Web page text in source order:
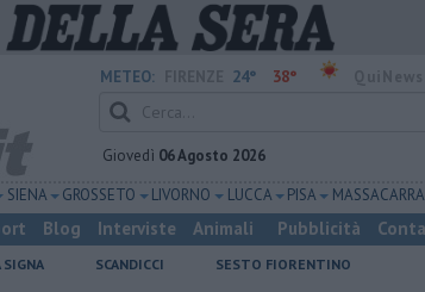
METEO: 24° 38°
Giovedì 06 Agosto 2026
SIENA GROSSETO LIVORNO LUCCA PISA MASSA
Blog Interviste Animali Pubblicità
SIGNA SCANDICCI
SESTO FIORENTINO